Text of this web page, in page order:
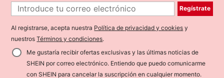
Regístrate
Al registrarse, acepta nuestra Política de privacidad y cookies y
nuestrosTérminos y condiciones.
Me gustaría recibir ofertas exclusivas y las últimas noticias de
SHEIN por correo electrónico. Entiendo que puedo comunicarme
con SHEIN para cancelar la suscripción en cualquier momento.